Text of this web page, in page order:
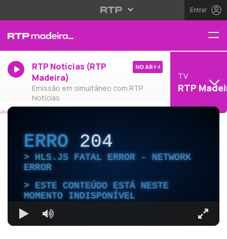
Entrar
RTP Notícias (RTP
Madeira)
Emissão em simultâneo com RTP
Notícias
NO AR
TV
RTP
ERRO204
HLS.JS FATAL ERROR - NETWORK
ERROR
ESTE CONTEÚDO ESTÁ NESTE
MOMENTO INDISPONÍVEL